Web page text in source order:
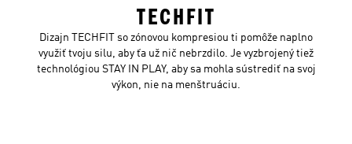
TECHFIT
Dizajn TECHFIT so zónovou kompresiou ti pomôže naplno
využiť tvoju silu, aby ťa už nič nebrzdilo. Je vyzbrojený tiež
technológiou STAY IN PLAY, aby sa mohla sústrediť na svoj
výkon, nie na menštruáciu.